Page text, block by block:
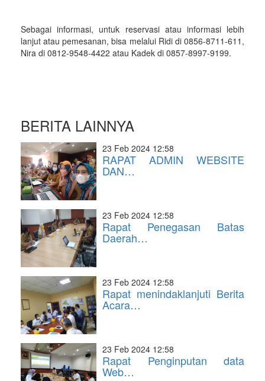
Sebagai informasi, untuk reservasi atau informasi lebih
lanjut atau pemesanan, bisa melalui Ridi di 0856-8711-611,
Nira di 0812-9548-4422 atau Kadek di 0857-8997-9199.
BERITA LAINNYA
23 Feb 2024 12:58
RAPAT ADMIN WEBSITE
DAN…
23 Feb 2024 12:58
Rapat Penegasan Batas
Daerah…
23 Feb 2024 12:58
Rapat menindaklanjuti Berita
Acara…
23 Feb 2024 12:58
Rapat Penginputan data
Web…